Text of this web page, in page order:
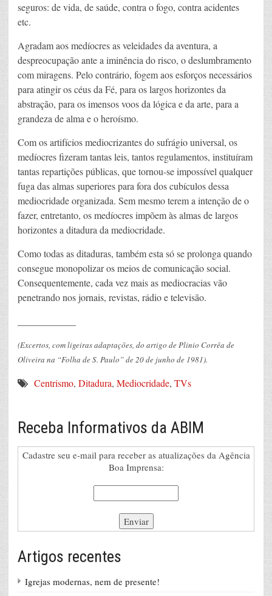
seguros: de vida, de saúde, contra o fogo, contra acidentes
etc.
Agradam aos medíocres as veleidades da aventura, a
despreocupação ante a iminência do risco, o deslumbramento
com miragens. Pelo contrário, fogem aos esforços necessários
para atingir os céus da Fé, para os largos horizontes da
abstração, para os imensos voos da lógica e da arte, para a
grandeza de alma e o heroísmo.
Com os artifícios mediocrizantes do sufrágio universal, os
medíocres fizeram tantas leis, tantos regulamentos, instituíram
tantas repartições públicas, que tornou-se impossível qualquer
fuga das almas superiores para fora dos cubículos dessa
mediocridade organizada. Sem mesmo terem a intenção de o
fazer, entretanto, os medíocres impõem às almas de largos
horizontes a ditadura da mediocridade.
Como todas as ditaduras, também esta só se prolonga quando
consegue monopolizar os meios de comunicação social.
Consequentemente, cada vez mais as mediocracias vão
penetrando nos jornais, revistas, rádio e televisão.
(Excertos, com ligeiras adaptações, do artigo de Plinio Corrêa de
Oliveira na “Folha de S. Paulo” de 20 de junho de 1981).
Centrismo, Ditadura, Mediocridade, TVs
Receba Informativos da ABIM
Cadastre seu e-mail para receber as atualizações da Agência
Boa Imprensa:
Artigos recentes
Igrejas modernas, nem de presente!